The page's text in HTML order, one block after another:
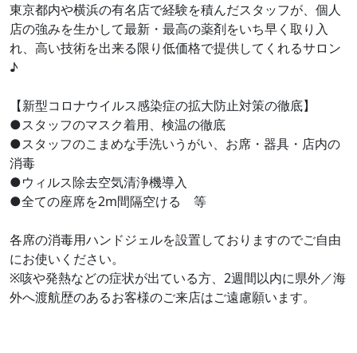
東京都内や横浜の有名店で経験を積んだスタッフが、個人
店の強みを生かして最新・最高の薬剤をいち早く取り入
れ、高い技術を出来る限り低価格で提供してくれるサロン
♪
【新型コロナウイルス感染症の拡大防止対策の徹底】
●スタッフのマスク着用、検温の徹底
●スタッフのこまめな手洗いうがい、お席・器具・店内の
消毒
●ウィルス除去空気清浄機導入
●全ての座席を2m間隔空ける 等
各席の消毒用ハンドジェルを設置しておりますのでご自由
にお使いください。
※咳や発熱などの症状が出ている方、2週間以内に県外／海
外へ渡航歴のあるお客様のご来店はご遠慮願います。